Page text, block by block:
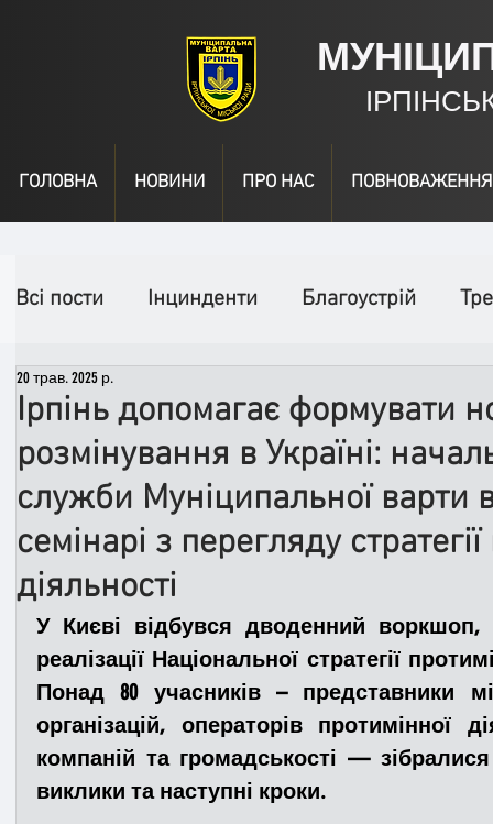
ГОЛОВНА НОВИНИ ПРО НАС ПОВНОВАЖЕННЯ
Всі пости Інцинденти Благоустрій
День народження
Спільні заходи Надзвичайні заходи
Медицина Новини ДТП
Адмінпротокол Свята Поліція
Війна Розмінування Добровільна
Ірпінь допомагає формувати
розмінування в Україні:
служби Муніципальної варти
семінарі з перегляду
діяльності
20 трав. 2025 р.
У Києві відбувся дводенний воркшоп,
реалізації Національної стратегії
Понад 80 учасників – представники
організацій, операторів протимінної
компаній та громадськості —
виклики та наступні кроки.